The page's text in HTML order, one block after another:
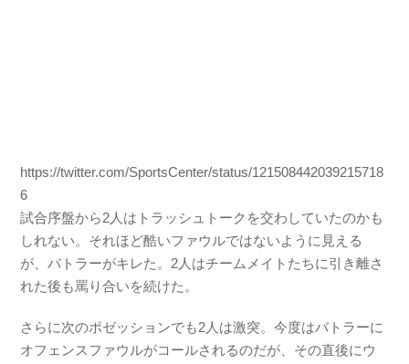
https://twitter.com/SportsCenter/status/121508442039215718
6
試合序盤から2人はトラッシュトークを交わしていたのかも
しれない。それほど酷いファウルではないように見える
が、バトラーがキレた。2人はチームメイトたちに引き離さ
れた後も罵り合いを続けた。
さらに次のポゼッションでも2人は激突。今度はバトラーに
オフェンスファウルがコールされるのだが、その直後にウ